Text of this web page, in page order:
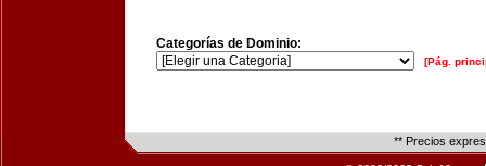
Categorías de Dominio:
[Pág.
** Precios